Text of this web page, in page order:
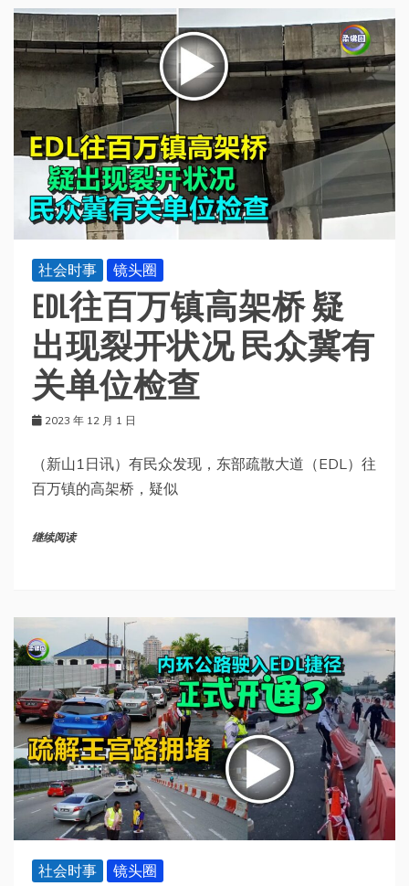
社会时事 镜头圈
EDL往百万镇高架桥 疑
出现裂开状况 民众冀有
关单位检查
2023 年 12 月 1 日
（新山1日讯）有民众发现，东部疏散大道（EDL）往
百万镇的高架桥，疑似
继续阅读
社会时事 镜头圈